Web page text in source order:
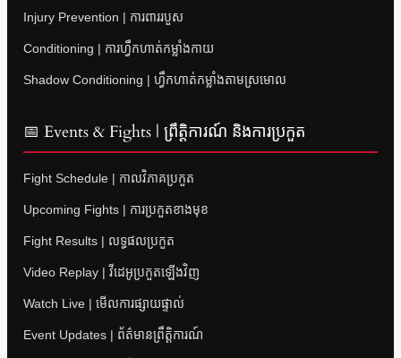
Injury Prevention | ការពាររបួស
Conditioning | ការហ្វឹកហាត់កម្លាំងកាយ
Shadow Conditioning | ហ្វឹកហាត់កម្លាំងតាមស្រមោល
📅 Events & Fights | ព្រឹត្តិការណ៍ និងការប្រកួត
Fight Schedule | កាលវិភាគប្រកួត
Upcoming Fights | ការប្រកួតខាងមុខ
Fight Results | លទ្ធផលប្រកួត
Video Replay | វីដេអូប្រកួតឡើងវិញ
Watch Live | មើលការផ្សាយផ្ទាល់
Event Updates | ព័ត៌មានព្រឹត្តិការណ៍